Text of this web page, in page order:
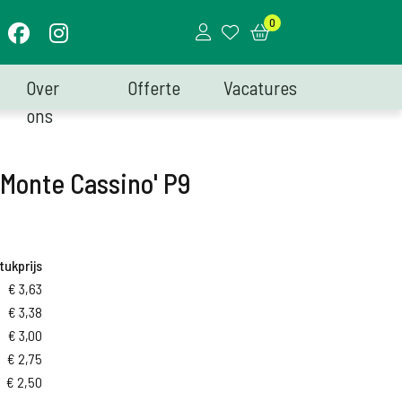
0
Over
ons
Offerte Vacatures
Cassino' P9
€ 3,63
€ 3,38
€ 3,00
€ 2,75
€ 2,50